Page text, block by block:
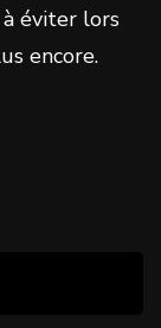
éviter lors
encore.